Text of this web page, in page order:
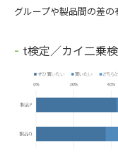
グループや製品間の差の
t検定／カイ二乗